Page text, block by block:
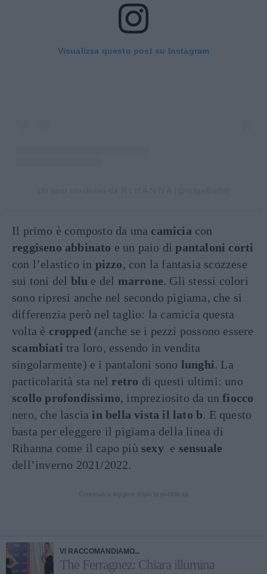
Visualizza questo post su Instagram
Il primo è composto da una camicia con
reggiseno abbinato e un paio dipantaloni corti
con l’elastico in pizzo, con la fantasia scozzese
sui toni del blu e del marrone. Gli stessi colori
sono ripresi anche nel secondo pigiama, che si
differenzia però nel taglio: la camicia questa
volta è cropped (anche se i pezzi possono essere
scambiati tra loro, essendo in vendita
singolarmente) e i pantaloni sono lunghi. La
particolarità sta nel retro di questi ultimi: uno
scollo profondissimo, impreziosito da unfiocco
nero, che lascia in bella vista il lato b. E questo
basta per eleggere il pigiama della linea di
Rihanna come il capo più sexy e sensuale
dell’inverno 2021/2022.
VI RACCOMANDIAMO...
The Ferragnez: Chiara illumina